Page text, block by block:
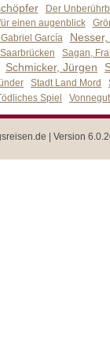
Der
einen augenblick
García
Saarbrücken
Sagan,
Schmicker, Jürgen
Stadt Land Mord
Spiel
| Version